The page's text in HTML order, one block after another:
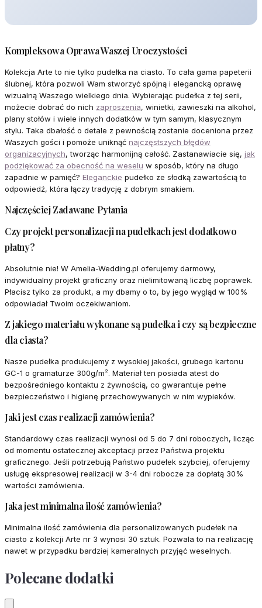
Kompleksowa Oprawa Waszej Uroczystości
Kolekcja Arte to nie tylko pudełka na ciasto. To cała gama papeterii
ślubnej, która pozwoli Wam stworzyć spójną i elegancką oprawę
wizualną Waszego wielkiego dnia. Wybierając pudełka z tej serii,
możecie dobrać do nich zaproszenia, winietki, zawieszki na alkohol,
plany stołów i wiele innych dodatków w tym samym, klasycznym
stylu. Taka dbałość o detale z pewnością zostanie doceniona przez
Waszych gości i pomoże uniknąć najczęstszych błędów
organizacyjnych, tworząc harmonijną całość. Zastanawiacie się, jak
podziękować za obecność na weselu w sposób, który na długo
zapadnie w pamięć? Eleganckie pudełko ze słodką zawartością to
odpowiedź, która łączy tradycję z dobrym smakiem.
Najczęściej Zadawane Pytania
Czy projekt personalizacji na pudełkach jest dodatkowo
płatny?
Absolutnie nie! W Amelia-Wedding.pl oferujemy darmowy,
indywidualny projekt graficzny oraz nielimitowaną liczbę poprawek.
Płacisz tylko za produkt, a my dbamy o to, by jego wygląd w 100%
odpowiadał Twoim oczekiwaniom.
Z jakiego materiału wykonane są pudełka i czy są bezpieczne
dla ciasta?
Nasze pudełka produkujemy z wysokiej jakości, grubego kartonu
GC-1 o gramaturze 300g/m². Materiał ten posiada atest do
bezpośredniego kontaktu z żywnością, co gwarantuje pełne
bezpieczeństwo i higienę przechowywanych w nim wypieków.
Jaki jest czas realizacji zamówienia?
Standardowy czas realizacji wynosi od 5 do 7 dni roboczych, licząc
od momentu ostatecznej akceptacji przez Państwa projektu
graficznego. Jeśli potrzebują Państwo pudełek szybciej, oferujemy
usługę ekspresowej realizacji w 3-4 dni robocze za dopłatą 30%
wartości zamówienia.
Jaka jest minimalna ilość zamówienia?
Minimalna ilość zamówienia dla personalizowanych pudełek na
ciasto z kolekcji Arte nr 3 wynosi 30 sztuk. Pozwala to na realizację
nawet w przypadku bardziej kameralnych przyjęć weselnych.
Polecane dodatki